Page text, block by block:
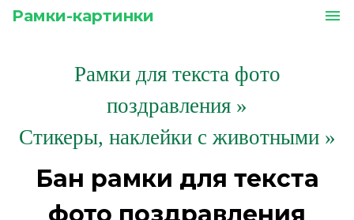
Рамки-картинки menu
Рамки для текста фото
поздравления »
Стикеры, наклейки с животными »
Бан рамки для текста
фото поздравления